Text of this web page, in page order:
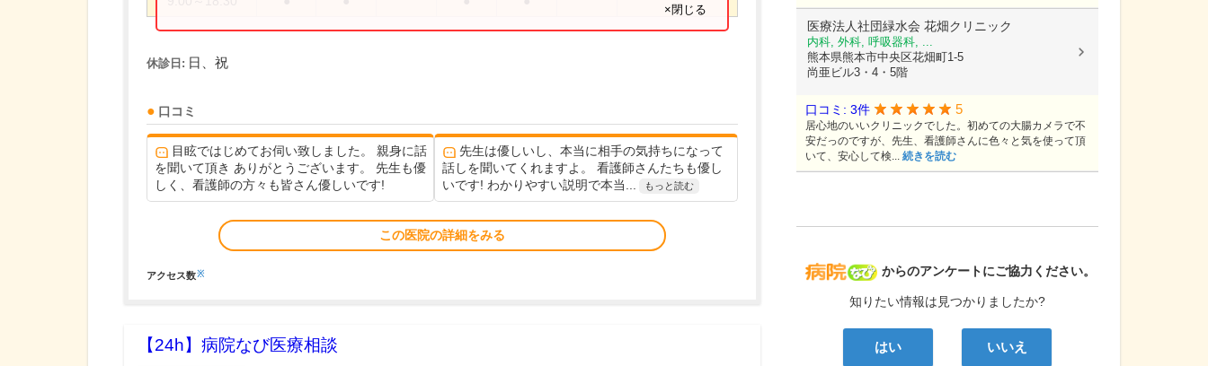
×閉じる
休診日: 日、祝
口コミ
目眩ではじめてお伺い致しました。 親身に話
を聞いて頂き ありがとうございます。 先生も優
しく、看護師の方々も皆さん優しいです!
先生は優しいし、本当に相手の気持ちになって
話しを聞いてくれますよ。 看護師さんたちも優し
いです! わかりやすい説明で本当...
もっと読む
この医院の詳細をみる
アクセス数※
【24h】 病院なび医療相談
病院なび
からのアンケートにご協力ください。
知りたい情報は見つかりましたか?
はい いいえ
医療法人社団緑水会 花畑クリニック
内科, 外科, 呼吸器科, ...
熊本県熊本市中央区花畑町1-5
尚亜ビル3・4・5階
口コミ: 3件 5
居心地のいいクリニックでした。初めての大腸カメラで不
安だっのですが、先生、看護師さんに色々と気を使って頂
いて、安心して検... 続きを読む